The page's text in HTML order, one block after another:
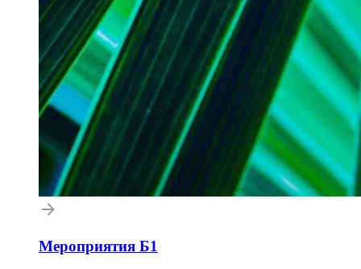
Мероприятия Б1